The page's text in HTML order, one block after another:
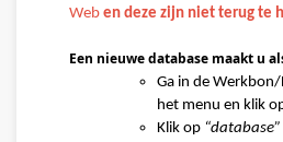
Web en deze zijn niet terug te
Een nieuwe database maakt u
Ga in de
het menu en klik
Klik op “database”